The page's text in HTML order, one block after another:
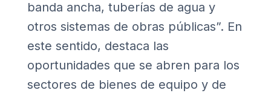
banda ancha, tuberías de agua y
otros sistemas de obras públicas”. En
este sentido, destaca las
oportunidades que se abren para los
sectores de bienes de equipo y de